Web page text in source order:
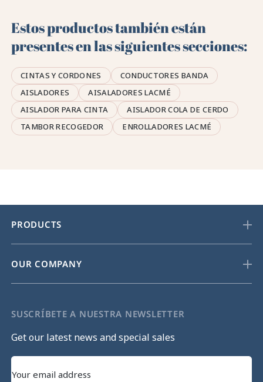
Estos productos también están
presentes en las siguientes secciones:
CINTAS Y CORDONES
CONDUCTORES BANDA
AISLADORES
AISALADORES LACMÉ
AISLADOR PARA CINTA
AISLADOR COLA DE CERDO
TAMBOR RECOGEDOR
ENROLLADORES LACMÉ
PRODUCTS
OUR COMPANY
SUSCRÍBETE A NUESTRA NEWSLETTER
Get our latest news and special sales